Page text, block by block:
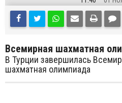
Всемирная шахматная
В Турции завершилась
шахматная олимпиада